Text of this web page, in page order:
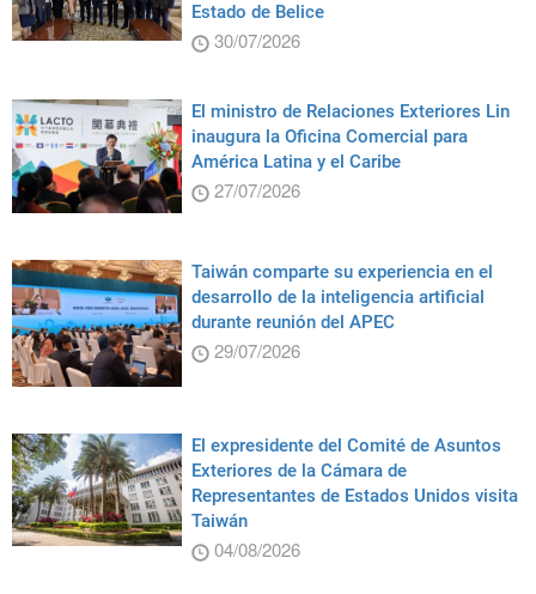
Estado de Belice
30/07/2026
El ministro de Relaciones Exteriores Lin
inaugura la Oficina Comercial para
América Latina y el Caribe
27/07/2026
Taiwán comparte su experiencia en el
desarrollo de la inteligencia artificial
durante reunión del APEC
29/07/2026
El expresidente del Comité de Asuntos
Exteriores de la Cámara de
Representantes de Estados Unidos visita
Taiwán
04/08/2026